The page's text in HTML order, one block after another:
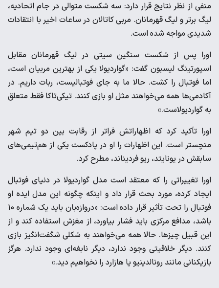
منفی از نظر نتایج قرار دارد: سه شکست متوالی در جام اتحادیه،
لیگ برتر و لیگ قهرمانان. مربی کاتالان در ساعات اخیر با انتقادات
شدیدی مواجه شده است.
اورا پس از شکست سنگین سیتی در لیگ قهرمانان مقابل
اسپورتینگ لیسبون گفت: «گواردیولا یکی از بهترین مربیان است،
اما فوتبال را کشت. حالا ما به جای فوتبالیست، ربات داریم. در
آکادمی‌ها همه می‌خواهند مثل او بازی کنند. تیکی‌تاکا فقط متعلق
به گواردیولاست.»
اورا تأکید کرد که اظهاراتش فراتر از رقابت بین دو تیم شهر
منچستر است. این اظهارات را او در پادکست یکی از هم‌تیمی‌های
سابقش در یونایتد، ریو فردیناند، مطرح کرد.
اورا تغییراتی را که معتقد است مدل گواردیولا در دنیای فوتبال
ایجاد کرده، مورد بحث قرار داد و اینکه چگونه این مدل ایده او
فوتبال را تحت تأثیر قرار داده است: «دروازه‌بان باید یک شماره ۱۰
باشد، مدافع مرکزی باید فشار بیاورد، از مغزش استفاده کند و از
این قبیل چیزها. حالا همه می‌خواهند به شکلی شگفت‌انگیز بازی
کنند. دیگر خلاقیتی وجود ندارد، دیگر نابغه‌ای وجود ندارد. هرگز
بازیکنانی مانند رونالدینیو یا هازارد را نخواهیم دید.»